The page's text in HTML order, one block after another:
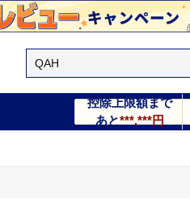
控除上限額まで
あと***,***円